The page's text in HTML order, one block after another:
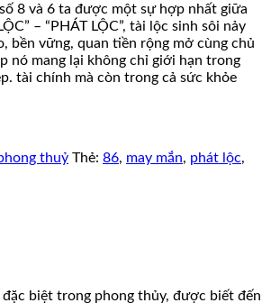
₫.
tại
là:
145.000.000 ₫.
8 và 6 ta được một sự hợp nhất giữa
– “PHÁT LỘC”, tài lộc sinh sôi nảy
bền vững, quan tiền rộng mở cùng chủ
nó mang lại không chỉ giới hạn trong
tài chính mà còn trong cả sức khỏe
thuỷ Thẻ: 86, may mắn, phát lộc,
biệt trong phong thủy, được biết đến